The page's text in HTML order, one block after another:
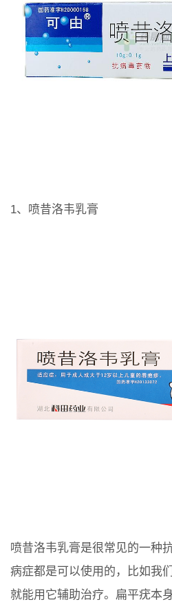
1、喷昔洛韦乳膏
喷昔洛韦乳膏是很常见的一种
病症都是可以使用的，比如我
就能用它辅助治疗。扁平疣本